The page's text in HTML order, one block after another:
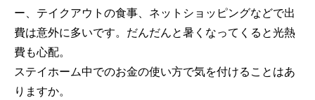
ー、テイクアウトの食事、ネットショッピングなどで出
費は意外に多いです。だんだんと暑くなってくると光熱
費も心配。
ステイホーム中でのお金の使い方で気を付けることはあ
りますか。